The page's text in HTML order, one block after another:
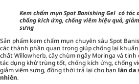
Kem chấm mụn Spot Banishing Gel có
chống kích ứng, chống viêm hiệu quả,
sưng
Sản phẩm kem chấm mụn chuyên sâu Spot
các thành phần quan trọng giúp chống lại
chất Willowherb, cây chùm ngây Moringa và tinh
tác dụng khử trùng tốt, chống kích ứng, chống
giảm viêm sưng, đồng thời trả lại cho bạn làn da
nhiên.